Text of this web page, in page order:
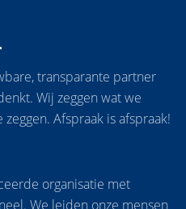
transparante partner
Wij zeggen wat we
Afspraak is afspraak!
organisatie met
We leiden onze mensen